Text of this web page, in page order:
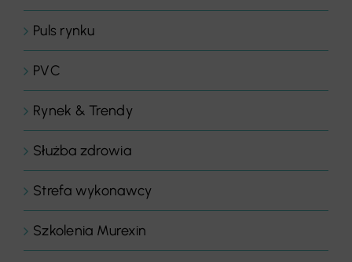
Puls rynku
PVC
Rynek & Trendy
Służba zdrowia
Strefa wykonawcy
Szkolenia Murexin